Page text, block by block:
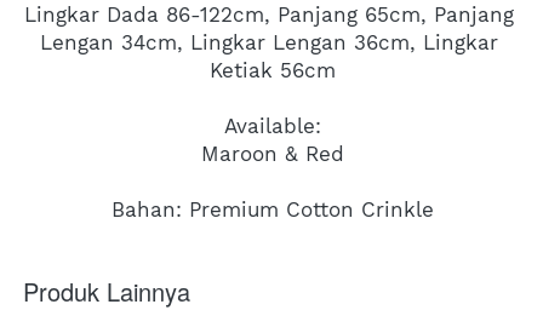
Lingkar Dada 86-122cm, Panjang 65cm, Panjang
Lengan 34cm, Lingkar Lengan 36cm, Lingkar
Ketiak 56cm
Available:
Maroon & Red
Bahan: Premium Cotton Crinkle
Produk Lainnya